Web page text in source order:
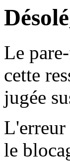
Le
cette
jugée
L'erreur
le